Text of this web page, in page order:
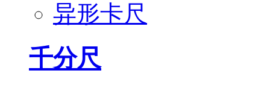
异形卡尺
千分尺